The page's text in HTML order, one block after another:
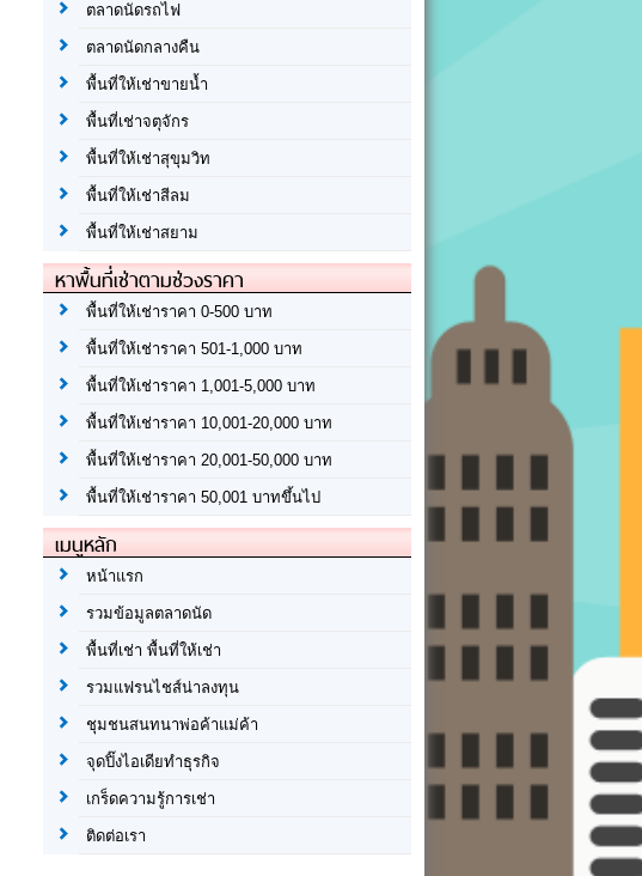
ตลาดนัดรถไฟ
ตลาดนัดกลางคืน
พื้นที่ให้เช่าขายน้ำ
พื้นที่เช่าจตุจักร
พื้นที่ให้เช่าสุขุมวิท
พื้นที่ให้เช่าสีลม
พื้นที่ให้เช่าสยาม
หาพื้นที่เช่าตามช่วงราคา
พื้นที่ให้เช่าราคา 0-500 บาท
พื้นที่ให้เช่าราคา 501-1,000 บาท
พื้นที่ให้เช่าราคา 1,001-5,000 บาท
พื้นที่ให้เช่าราคา 10,001-20,000 บาท
พื้นที่ให้เช่าราคา 20,001-50,000 บาท
พื้นที่ให้เช่าราคา 50,001 บาทขึ้นไป
เมนูหลัก
หน้าแรก
รวมข้อมูลตลาดนัด
พื้นที่เช่า พื้นที่ให้เช่า
รวมแฟรนไชส์น่าลงทุน
ชุมชนสนทนาพ่อค้าแม่ค้า
จุดปิ๊งไอเดียทำธุรกิจ
เกร็ดความรู้การเช่า
ติดต่อเรา